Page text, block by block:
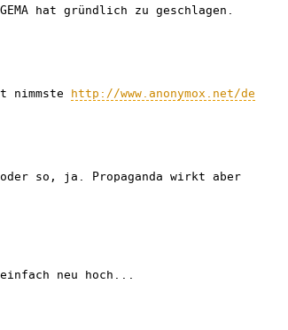
hat gründlich zu geschlagen.
nimmste http://www.anonymox.net/de
so, ja. Propaganda wirkt aber
einfach neu hoch...